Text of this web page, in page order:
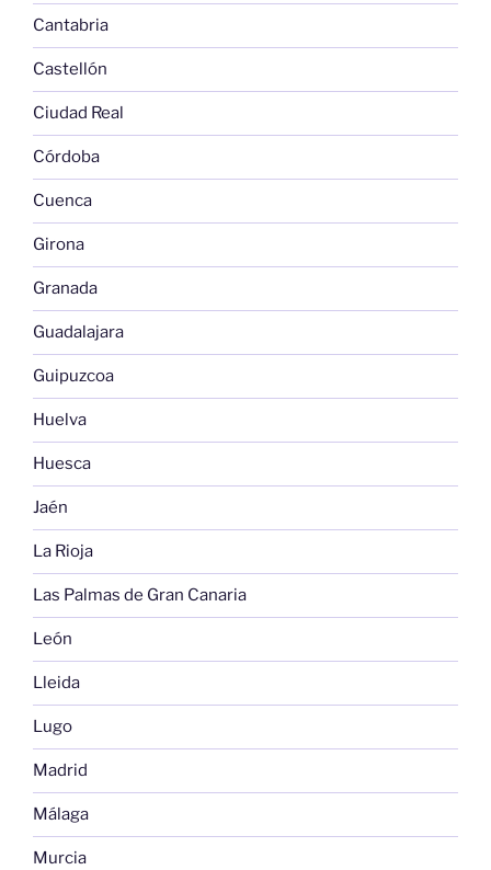
Cantabria
Castellón
Ciudad Real
Córdoba
Cuenca
Girona
Granada
Guadalajara
Guipuzcoa
Huelva
Huesca
Jaén
La Rioja
Las Palmas de Gran Canaria
León
Lleida
Lugo
Madrid
Málaga
Murcia